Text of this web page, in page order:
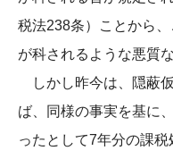
税法238条）ことから
が科されるような悪質
しかし昨今は、隠蔽
ば、同様の事実を基に
ったとして7年分の課